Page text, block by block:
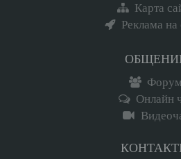
Карта
Реклама на
Форум
Онлайн